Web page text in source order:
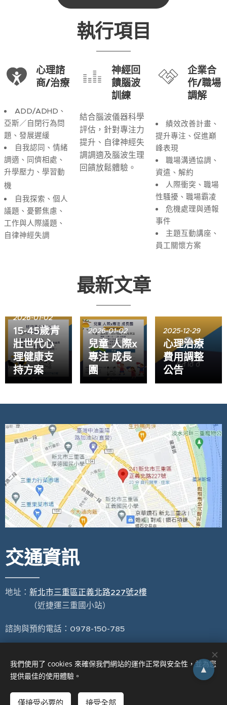
執行項目
心理諮
商/治療
ADD/ADHD、
亞斯／自閉行為問
題、發展遲緩
自我認同、情緒
調適、同儕相處、
升學壓力、學習動
機
自我探索、個人
議題、憂鬱焦慮、
工作與人際議題、
自律神經失調
神經回
饋腦波
訓練
結合腦波儀器科學
評估，針對專注力
提升、自律神經失
調調適及腦波生理
回饋放鬆體驗。
企業合
作/職場
調解
績效改善計畫、
提升專注、促進巔
峰表現
職場溝通協調、
資遣、解約
人際衝突、職場
性騷擾、職場霸凌
危機處理與通報
事件
主題互動講座、
員工關懷方案
最新文章
2026-01-02
15-45歲青
壯世代心
理健康支
持方案
2026-01-02
兒童 人際x
專注 成長
團
2025-12-29
心理治療
費用調整
公告
交通資訊
地址： 新北市三重區正義北路227號2樓
（近捷運三重國小站）
諮詢與預約電話：0978-150-785
機構代碼XY31020220
我們使用了 cookies 來確保我們網站的運作正常與安全性，並為您
提供最佳的使用體驗。
僅接受必要的 接受全部
▲